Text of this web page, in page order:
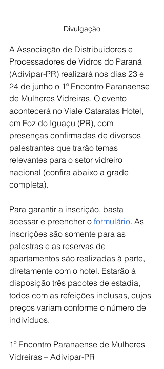
Divulgação
A Associação de Distribuidores e
Processadores de Vidros do Paraná
(Adivipar-PR) realizará nos dias 23 e
24 de junho o 1º Encontro Paranaense
de Mulheres Vidreiras. O evento
acontecerá no Viale Cataratas Hotel,
em Foz do Iguaçu (PR), com
presenças confirmadas de diversos
palestrantes que trarão temas
relevantes para o setor vidreiro
nacional (confira abaixo a grade
completa).
Para garantir a inscrição, basta
acessar e preencher o formulário. As
inscrições são somente para as
palestras e as reservas de
apartamentos são realizadas à parte,
diretamente com o hotel. Estarão à
disposição três pacotes de estadia,
todos com as refeições inclusas, cujos
preços variam conforme o número de
indivíduos.
1º Encontro Paranaense de Mulheres
Vidreiras – Adivipar-PR